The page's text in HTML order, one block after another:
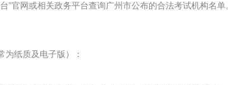
”官网或相关政务平台查询广州市公布的合法考试机构名单
纸质及电子版）：